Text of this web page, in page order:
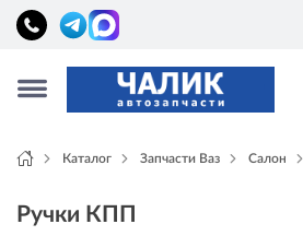
Каталог Запчасти Ваз Салон
Ручки КПП